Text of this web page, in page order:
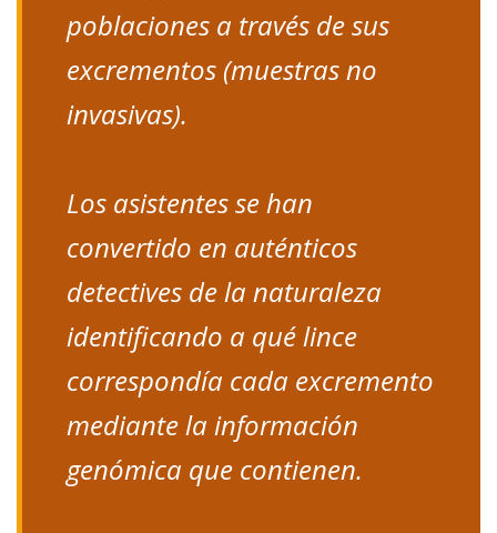
poblaciones a través de sus
excrementos (muestras no
invasivas).
Los asistentes se han
convertido en auténticos
detectives de la naturaleza
identificando a qué lince
correspondía cada excremento
mediante la información
genómica que contienen.